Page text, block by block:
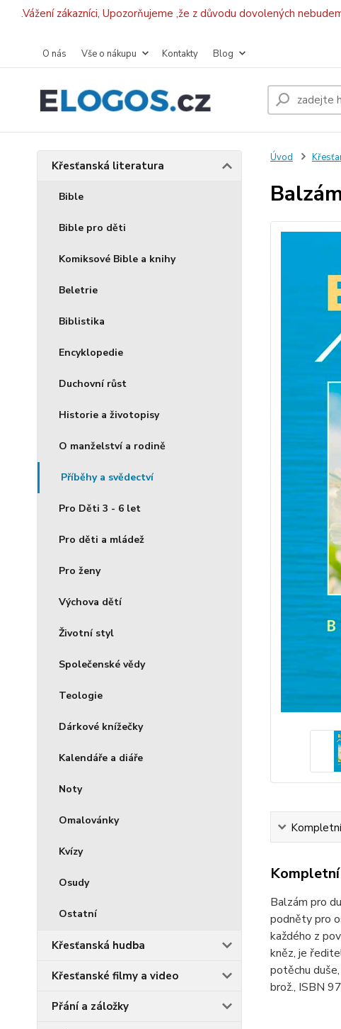
.Vážení zákazníci, Upozorňujeme ,že z důvodu dovolených
O nás Vše o nákupu Kontakty Blog
Křesťanská literatura
Bible
Bible pro děti
Komiksové Bible a knihy
Beletrie
Biblistika
Encyklopedie
Duchovní růst
Historie a životopisy
O manželství a rodině
Příběhy a svědectví
Pro Děti 3 - 6 let
Pro děti a mládež
Pro ženy
Výchova dětí
Životní styl
Společenské vědy
Teologie
Dárkové knížečky
Kalendáře a diáře
Noty
Omalovánky
Kvízy
Osudy
Ostatní
Křesťanská hudba
Křesťanské filmy a video
Přání a záložky
Úvod
Balzám pro
podněty pro
každého z
kněz, je
potěchu
brož., ISBN